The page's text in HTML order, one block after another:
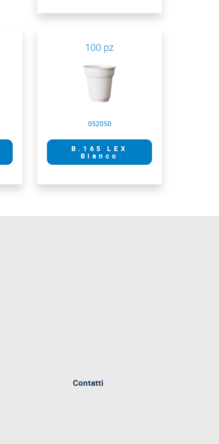
100 pz
052050
B.165 LEX
Bianco
Contatti